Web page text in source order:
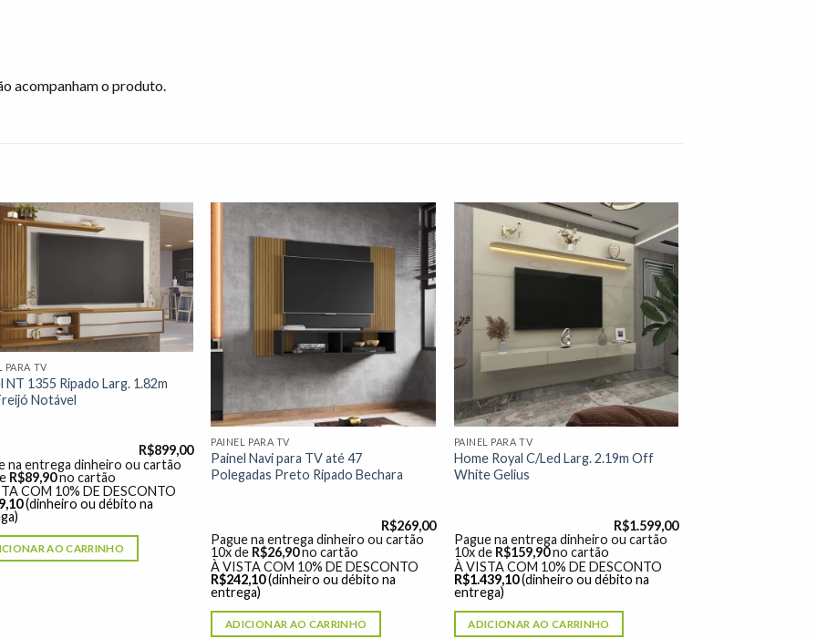
acompanham o produto.
Adicionar
à lista de
desejos"
PARA TV
NT 1355 Ripado Larg. 1.82m
Notável
R$899,00
na entrega dinheiro ou cartão
R$89,90no cartão
COM 10% DE DESCONTO
(dinheiro ou débito na
AO CARRINHO
Adicionar
PAINEL PARA TV
Painel Navi para TV até 47
Polegadas Preto Ripado Bechara
R$269,00
Pague na entrega dinheiro ou cartão
10x de R$26,90no cartão
À VISTA COM 10% DE DESCONTO
R$242,10(dinheiro ou débito na
entrega)
ADICIONAR AO CARRINHO
Adicionar
à lista de
desejos"
PAINEL PARA TV
Home Royal C/Led Larg. 2.19m Off
White Gelius
R$1.599,00
Pague na entrega dinheiro ou cartão
10x de R$159,90 no cartão
À VISTA COM 10% DE DESCONTO
R$1.439,10 (dinheiro ou débito na
entrega)
ADICIONAR AO CARRINHO